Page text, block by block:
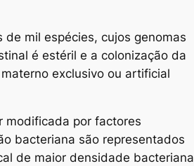
mil espécies, cujos genomas
é estéril e a colonização da
exclusivo ou artificial
modificada por factores
bacteriana são representados
de maior densidade bacteriana